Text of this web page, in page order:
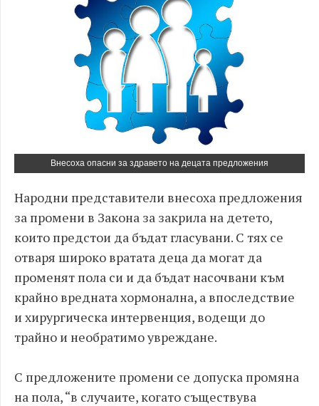
Внесоха опасни за здравето на децата предложения
Народни представители внесоха предложения
за промени в Закона за закрила на детето,
които предстои да бъдат гласувани. С тях се
отваря широко вратата деца да могат да
променят пола си и да бъдат насочвани към
крайно вредната хормонална, а впоследствие
и хирургическа интервенция, водещи до
трайно и необратимо увреждане.
С предложените промени се допуска промяна
на пола, “в случаите, когато съществува